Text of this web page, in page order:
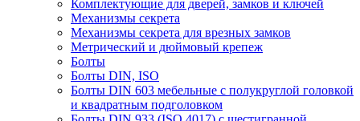
Комплектующие для дверей, замков и ключей
Механизмы секрета
Механизмы секрета для врезных замков
Метрический и дюймовый крепеж
Болты
Болты DIN, ISO
Болты DIN 603 мебельные с полукруглой головкой
и квадратным подголовком